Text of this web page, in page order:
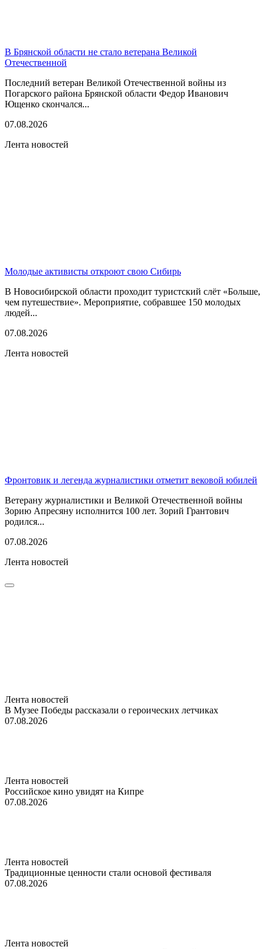
В Брянской области не стало ветерана Великой
Отечественной
Последний ветеран Великой Отечественной войны из
Погарского района Брянской области Федор Иванович
Ющенко скончался...
07.08.2026
Лента новостей
Молодые активисты откроют свою Сибирь
В Новосибирской области проходит туристский слёт «Больше,
чем путешествие». Мероприятие, собравшее 150 молодых
людей...
07.08.2026
Лента новостей
Фронтовик и легенда журналистики отметит вековой юбилей
Ветерану журналистики и Великой Отечественной войны
Зорию Апресяну исполнится 100 лет. Зорий Грантович
родился...
07.08.2026
Лента новостей
Лента новостей
В Музее Победы рассказали о героических летчиках
07.08.2026
Лента новостей
Российское кино увидят на Кипре
07.08.2026
Лента новостей
Традиционные ценности стали основой фестиваля
07.08.2026
Лента новостей